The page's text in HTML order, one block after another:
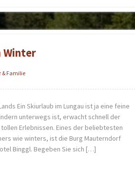
Winter
& Familie
Ein Skiurlaub im Lungau ist ja eine feine
unterwegs ist, erwacht schnell der
Erlebnissen. Eines der beliebtesten
wie winters, ist die Burg Mauterndorf
Binggl. Begeben Sie sich […]